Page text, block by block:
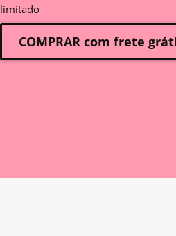
limitado
COMPRAR com frete